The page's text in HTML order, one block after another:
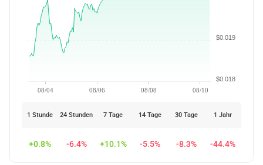
08/04 08/06 08/08 08/10
$0.018
$0.019
1 Stunde 24 Stunden 7 Tage 14 Tage 30 Tage 1 Jahr
+0.8% -6.4% +10.1% -5.5% -8.3% -44.4%